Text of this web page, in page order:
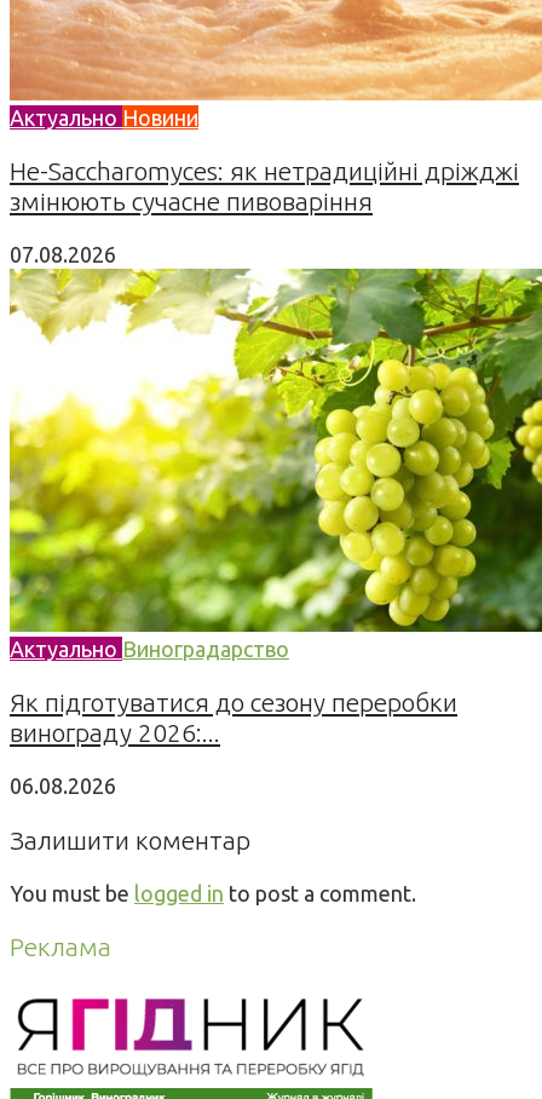
Актуально Новини
Не-Saccharomyces: як нетрадиційні дріжджі
змінюють сучасне пивоваріння
07.08.2026
Актуально Виноградарство
Як підготуватися до сезону переробки
винограду 2026:...
06.08.2026
Залишити коментар
You must be logged in to post a comment.
Реклама